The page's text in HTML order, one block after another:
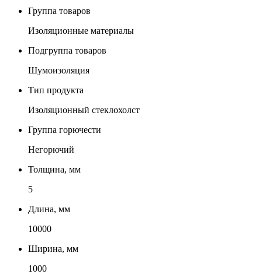
Группа товаров
Изоляционные материалы
Подгруппа товаров
Шумоизоляция
Тип продукта
Изоляционный стеклохолст
Группа горючести
Негорючий
Толщина, мм
5
Длина, мм
10000
Ширина, мм
1000